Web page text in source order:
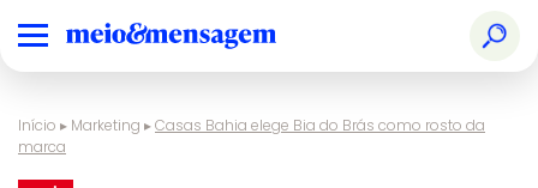
Início ▸ Marketing ▸Casas Bahia elege Bia do Brás como rosto da
marca